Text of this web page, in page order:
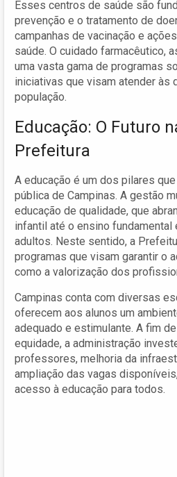
Esses centros de saúde são
prevenção e o tratamento de
campanhas de vacinação e
saúde. O cuidado farmacêutico,
uma vasta gama de programas
iniciativas que visam atender às
população.
Educação: O Futuro
Prefeitura
A educação é um dos pilares
pública de Campinas. A gestão
educação de qualidade, que
infantil até o ensino fundamental
adultos. Neste sentido, a
programas que visam garantir o
como a valorização dos
Campinas conta com diversas
oferecem aos alunos um
adequado e estimulante. A fim
equidade, a administração
professores, melhoria da
ampliação das vagas
acesso à educação para todos.